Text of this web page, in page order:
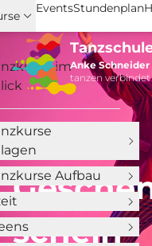
Anke Schneider
tanzen verbindet
EventsStundenplan
im
Aufbau
schein